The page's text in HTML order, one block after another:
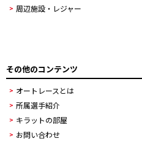
周辺施設・レジャー
その他のコンテンツ
オートレースとは
所属選手紹介
キラットの部屋
お問い合わせ